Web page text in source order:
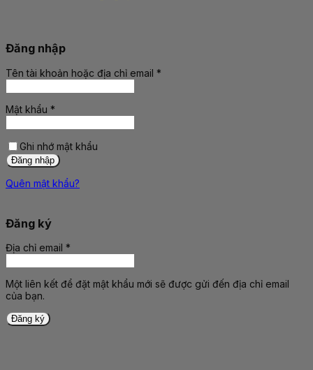
Đăng nhập
Tên tài khoản hoặc địa chỉ email *
Bắt
Mật khẩu *
Bắt
Ghi nhớ mật khẩu
Đăng nhập
Quên mật khẩu?
Đăng ký
Địa chỉ email *
Bắt
buộc
Một liên kết để đặt mật khẩu mới sẽ được gửi đến địa chỉ email
của bạn.
Đăng ký